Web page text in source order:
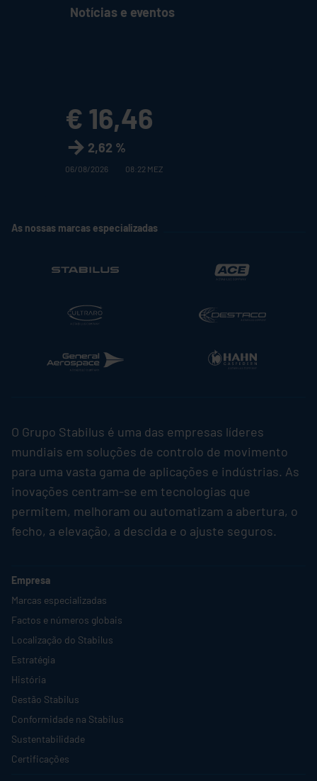
Notícias e eventos
€ 16,46
2,62 %
06/08/2026 08:22 MEZ
As nossas marcas especializadas
O Grupo Stabilus é uma das empresas líderes
mundiais em soluções de controlo de movimento
para uma vasta gama de aplicações e indústrias. As
inovações centram-se em tecnologias que
permitem, melhoram ou automatizam a abertura, o
fecho, a elevação, a descida e o ajuste seguros.
Empresa
Marcas especializadas
Factos e números globais
Localização do Stabilus
Estratégia
História
Gestão Stabilus
Conformidade na Stabilus
Sustentabilidade
Certificações